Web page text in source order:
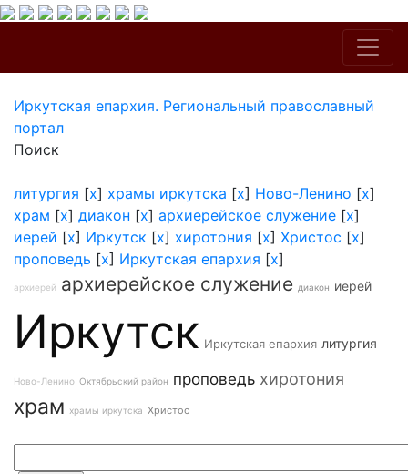
Иркутская епархия. Региональный православный
портал
Поиск
литургия [x] храмы иркутска [x] Ново-Ленино [x]
храм [x] диакон [x] архиерейское служение [x]
иерей [x] Иркутск [x] хиротония [x] Христос [x]
проповедь [x] Иркутская епархия [x]
архиерей архиерейское служение диакон иерей
Иркутск Иркутская епархия литургия
Ново-Ленино Октябрьский район проповедь хиротония
храм храмы иркутска Христос